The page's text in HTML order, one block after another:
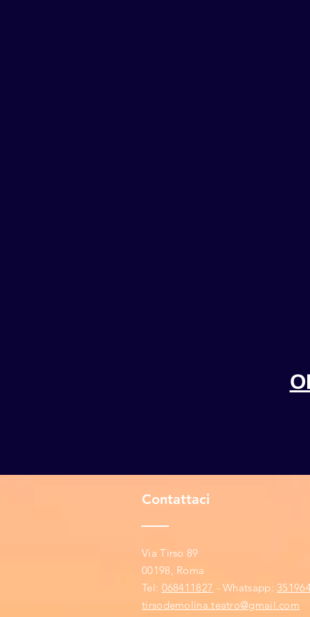
Contattaci
Via Tirso 89
00198, Roma
​​Tel: 068411827 - Whatsapp:
tirsodemolina.teatro@gmail.com